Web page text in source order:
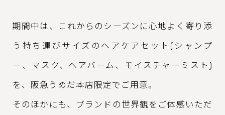
期間中は、これからのシーズンに心地よく寄り添
う持ち運びサイズのヘアケアセット(シャンプ
ー、マスク、ヘアバーム、モイスチャーミスト)
を、阪急うめだ本店限定でご用意。
そのほかにも、ブランドの世界観をご体感いただ